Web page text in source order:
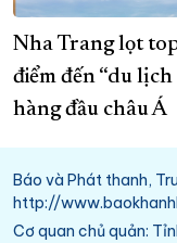
Nha Trang lọt
điểm đến “du lịch
hàng đầu châu Á
Báo và Phát thanh,
http://
Cơ quan chủ quản: